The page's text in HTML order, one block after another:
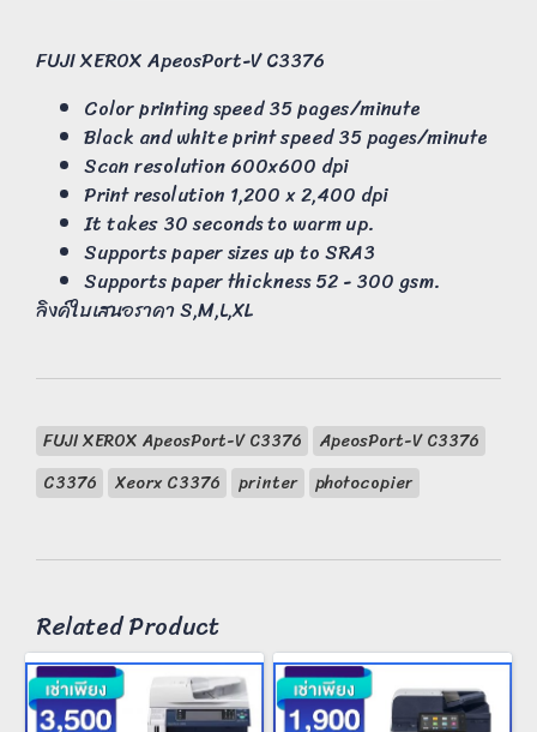
FUJI XEROX ApeosPort-V C3376
Color printing speed 35 pages/minute
Black and white print speed 35 pages/minute
Scan resolution 600x600 dpi
Print resolution 1,200 x 2,400 dpi
It takes 30 seconds to warm up.
Supports paper sizes up to SRA3
Supports paper thickness 52 - 300 gsm.
ลิงค์ใบเสนอราคาS,M,L,XL
FUJI XEROX ApeosPort-V C3376
ApeosPort-V C3376
C3376
Xeorx C3376 printer photocopier
Related Product